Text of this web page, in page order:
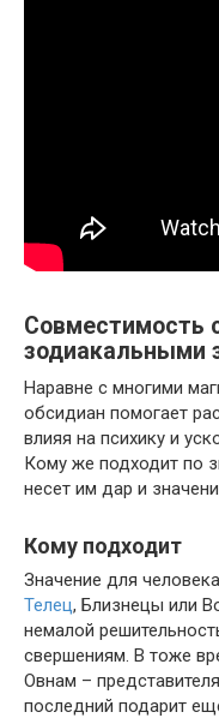
Совместимость
зодиакальными
Наравне с многими
обсидиан помогает
влияя на психику и
Кому же подходит по
несет им дар и
Кому подходит
Значение для
Телец, Близнецы или
немалой
свершениям. В тоже
Овнам –
последний подарит